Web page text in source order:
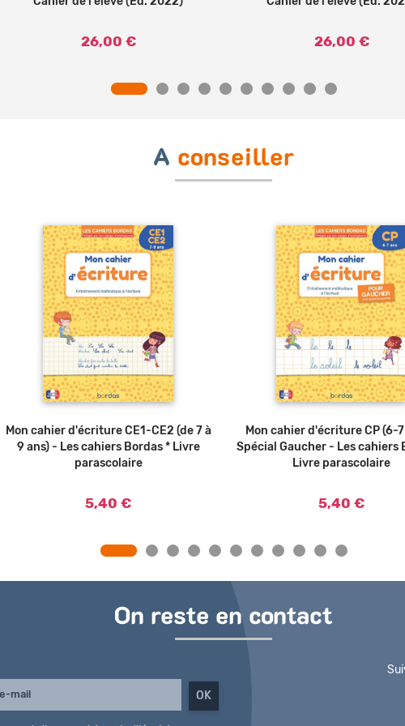
26,00 € 26,00 €
A conseiller
Ajouter au panier
Mon cahier d'écriture CE1-CE2 (de 7 à
9 ans) - Les cahiers Bordas * Livre
parascolaire
5,40 €
Ajouter au
Mon cahier d'écriture CP (6-
Spécial Gaucher - Les cahiers
Livre parascolaire
5,40 €
On reste en contact